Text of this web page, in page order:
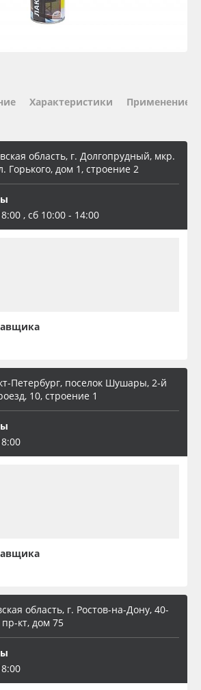
Характеристики Применение
область, г. Долгопрудный, мкр.
Горького, дом 1, строение 2
, сб 10:00 - 14:00
Петербург, поселок Шушары, 2-й
10, строение 1
область, г. Ростов-на-Дону, 40-
кт, дом 75